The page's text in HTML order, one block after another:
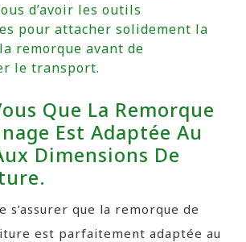
d’avoir les outils
pour attacher solidement la
remorque avant de
le transport.
Que La Remorque
Est Adaptée Au
Dimensions De
s’assurer que la remorque de
est parfaitement adaptée au